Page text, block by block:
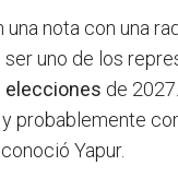
una nota con una
uno de los
elecciones de
probablemente
Yapur.